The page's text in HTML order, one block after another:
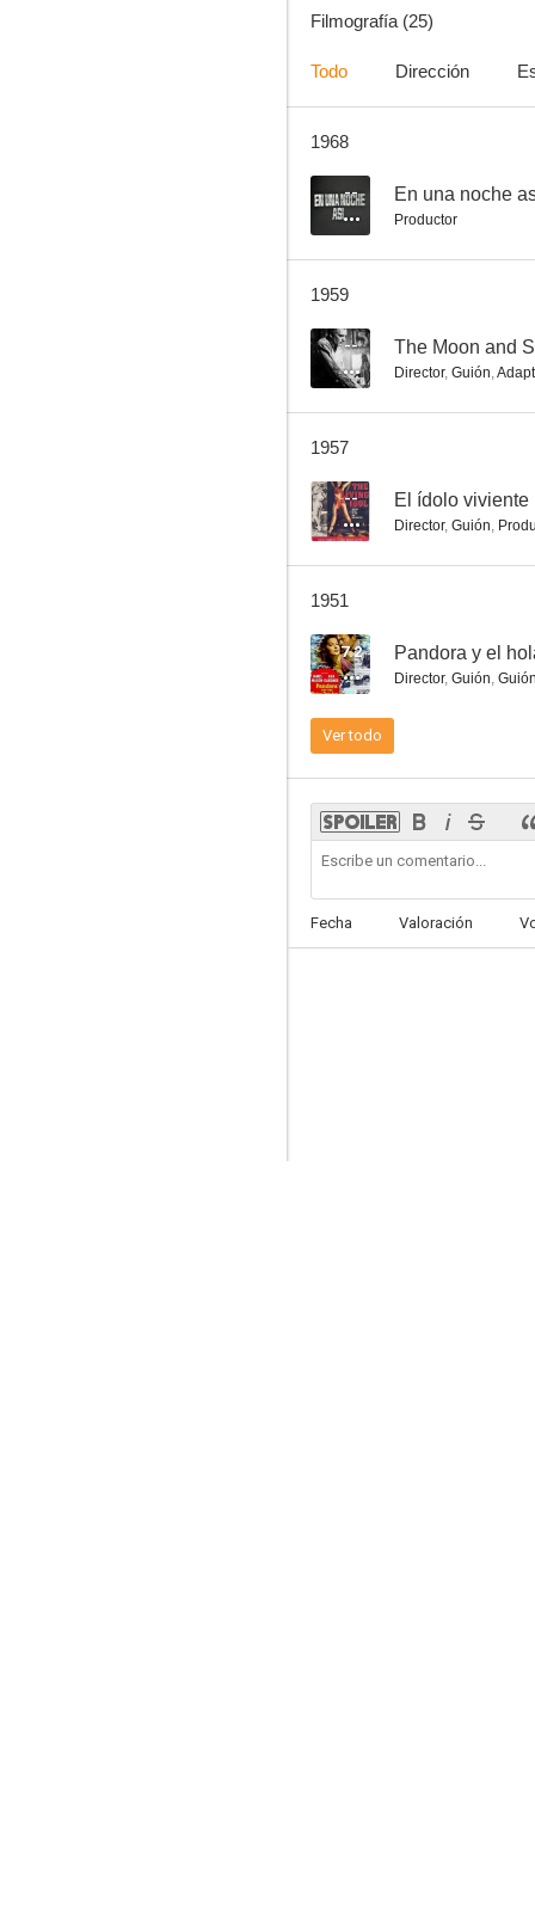
The Moon and Sixpence
Filmografía (25)
Todo Dirección
1968
-- En una noche
Productor
1959
-- The Moon and
Director, Guión,
1957
-- El ídolo viviente
Director, Guión,
1951
7.2 Pandora y el
Director, Guión,
Ver todo
Fecha Valoración